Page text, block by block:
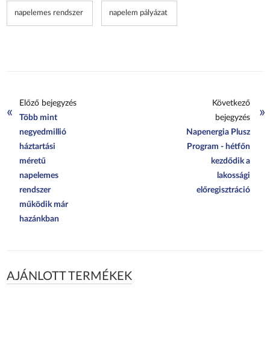
napelemes rendszer napelem pályázat
«
Előző bejegyzés
Több mint
negyedmillió
háztartási
méretű
napelemes
rendszer
működik már
hazánkban
»
Következő
bejegyzés
Napenergia Plusz
Program - hétfőn
kezdődik a
lakossági
előregisztráció
AJÁNLOTT TERMÉKEK